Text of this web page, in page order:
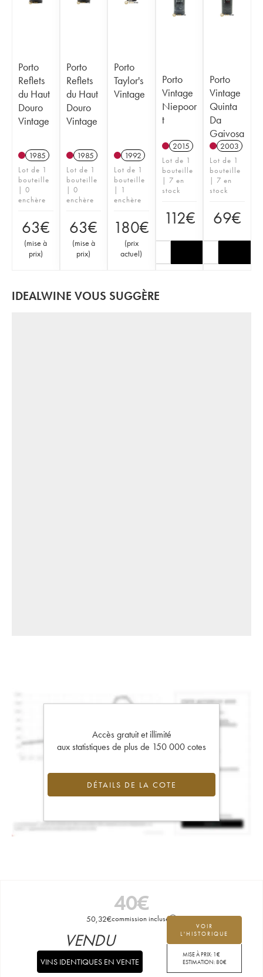
Porto
Reflets
du Haut
Douro
Vintage
1985
Lot de 1
bouteille
| 0
enchère
63€
(mise à
prix)
Porto
Reflets
du Haut
Douro
Vintage
1985
Lot de 1
bouteille
| 0
enchère
63€
(mise à
prix)
Porto
Taylor's
Vintage
1992
Lot de 1
bouteille
| 1
enchère
180€
(prix
actuel)
Porto
Vintage
Niepoor
t
2015
Lot de 1
bouteille
| 7 en
stock
112€
Porto
Vintage
Quinta
Da
Gaivosa
2003
Lot de 1
bouteille
| 7 en
stock
69€
IDEALWINE VOUS SUGGÈRE
Accès gratuit et illimité
aux statistiques de plus de 150 000 cotes
DÉTAILS DE LA COTE
40€
50,32€commission incluse
VOIR
L'HISTORIQUE
MISE À PRIX: 1€
ESTIMATION:80€
VENDU
VINS IDENTIQUES EN VENTE